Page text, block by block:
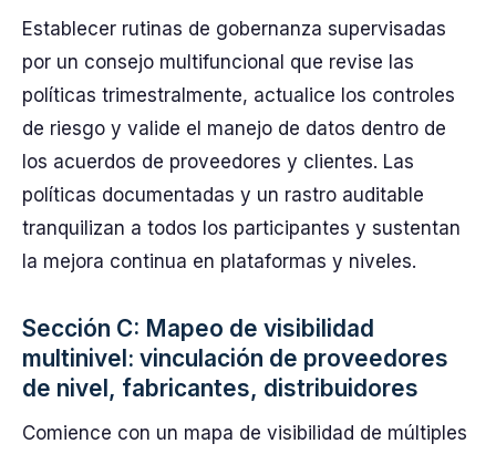
Establecer rutinas de gobernanza supervisadas
por un consejo multifuncional que revise las
políticas trimestralmente, actualice los controles
de riesgo y valide el manejo de datos dentro de
los acuerdos de proveedores y clientes. Las
políticas documentadas y un rastro auditable
tranquilizan a todos los participantes y sustentan
la mejora continua en plataformas y niveles.
Sección C: Mapeo de visibilidad
multinivel: vinculación de proveedores
de nivel, fabricantes, distribuidores
Comience con un mapa de visibilidad de múltiples